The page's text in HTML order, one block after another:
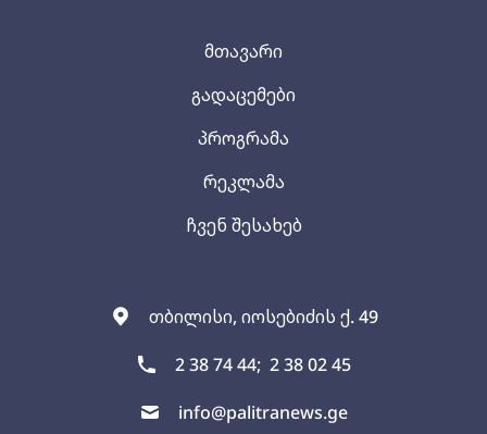
თბილისი, იოსებიძის ქ. 49
2 38 74 44; 2 38 02 45
info@palitranews.ge
მთავარი
გადაცემები
პროგრამა
რეკლამა
ჩვენ შესახებ